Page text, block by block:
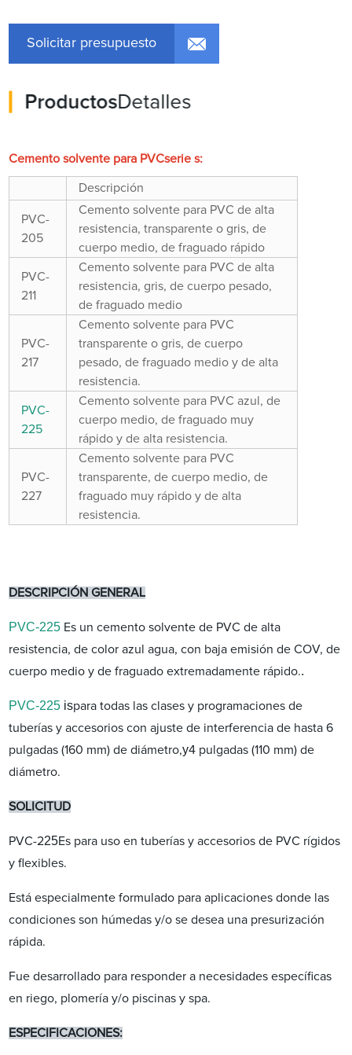
Solicitar presupuesto
ProductosDetalles
Cemento solvente para PVCserie s:
Descripción
PVC-
205
Cemento solvente para PVC de alta
resistencia, transparente o gris, de
cuerpo medio, de fraguado rápido
PVC-
211
Cemento solvente para PVC de alta
resistencia, gris, de cuerpo pesado,
de fraguado medio
PVC-
217
Cemento solvente para PVC
transparente o gris, de cuerpo
pesado, de fraguado medio y de alta
resistencia.
PVC-
225
Cemento solvente para PVC azul, de
cuerpo medio, de fraguado muy
rápido y de alta resistencia.
PVC-
227
Cemento solvente para PVC
transparente, de cuerpo medio, de
fraguado muy rápido y de alta
resistencia.
DESCRIPCIÓN GENERAL
PVC-225 Es un cemento solvente de PVC de alta
resistencia, de color azul agua, con baja emisión de COV, de
cuerpo medio y de fraguado extremadamente rápido..
PVC-225 ispara todas las clases y programaciones de
tuberías y accesorios con ajuste de interferencia de hasta 6
pulgadas (160 mm) de diámetro,y4 pulgadas (110 mm) de
diámetro.
SOLICITUD
PVC-225Es para uso en tuberías y accesorios de PVC rígidos
y flexibles.
Está especialmente formulado para aplicaciones donde las
condiciones son húmedas y/o se desea una presurización
rápida.
Fue desarrollado para responder a necesidades específicas
en riego, plomería y/o piscinas y spa.
ESPECIFICACIONES: